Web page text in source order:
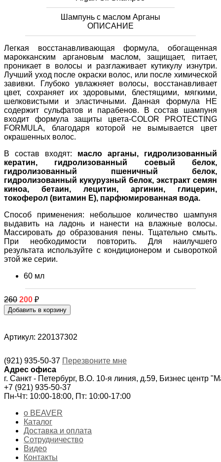
Шампунь с маслом Арганы
ОПИСАНИЕ
Легкая восстанавливающая формула, обогащенная
марокканским аргановым маслом, защищает, питает,
проникает в волосы и разглаживает кутикулу изнутри.
Лучший уход после окраски волос, или после химической
завивки. Глубоко увлажняет волосы, восстанавливает
цвет, сохраняет их здоровыми, блестящими, мягкими,
шелковистыми и эластичными. Данная формула НЕ
содержит сульфатов и парабенов. В состав шампуня
входит формула защиты цвета-COLOR PROTECTING
FORMULA, благодаря которой не вымывается цвет
окрашенных волос.
В состав входят: масло арганы, гидролизованный
кератин, гидролизованный соевый белок,
гидролизованный пшеничный белок,
гидролизованный кукурузный белок, экстракт семян
киноа, бетаин, лецитин, аргинин, глицерин,
токоферол (витамин Е), парфюмированная вода.
Способ применения: небольшое количество шампуня
выдавить на ладонь и нанести на влажные волосы.
Массировать до образования пены. Тщательно смыть.
При необходимости повторить. Для наилучшего
результата используйте с кондиционером и сывороткой
этой же серии.
60 мл
260 200 ₽
Артикул: 220137302
(921) 935-50-37 Перезвоните мне
Адрес офиса
г. Санкт - Петербург, В.О. 10-я линия, д.59, Бизнес центр
+7 (921) 935-50-37
Пн-Чт: 10:00-18:00, Пт: 10:00-17:00
о BEAVER
Каталог
Доставка и оплата
Сотрудничество
Видео
Контакты